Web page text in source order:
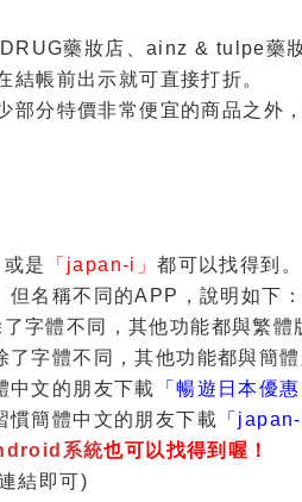
藥妝店、ainz & tulpe藥
結帳前出示就可直接打折。
分特價非常便宜的商品之外
或是 「japan-i」都可以找得到。
名稱不同的APP，說明如下：
了字體不同，其他功能都與繁體
了字體不同，其他功能都與簡體
中文的朋友下載
「暢遊日本優惠
慣簡體中文的朋友下載
「
系統也可以找得到喔！
結即可)